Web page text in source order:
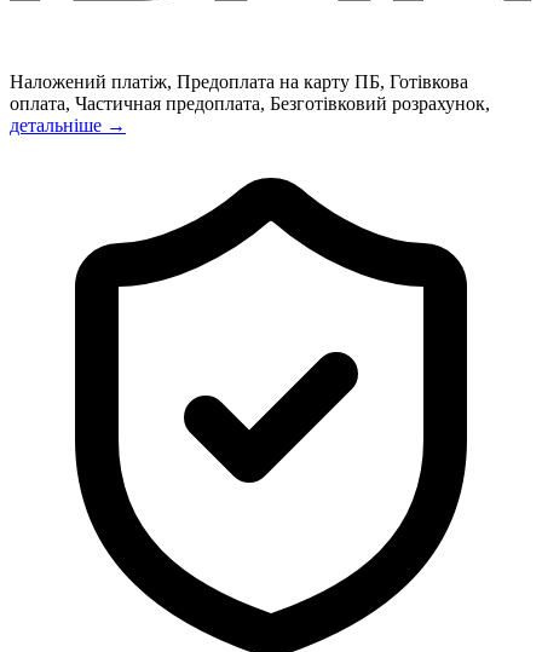
Наложений платіж, Предоплата на карту ПБ, Готівкова
оплата, Частичная предоплата, Безготівковий розрахунок,
детальніше →